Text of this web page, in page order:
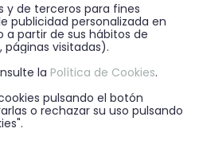
y de terceros para fines
publicidad personalizada en
a partir de sus hábitos de
visitadas).
la Política de Cookies.
pulsando el botón
o rechazar su uso pulsando